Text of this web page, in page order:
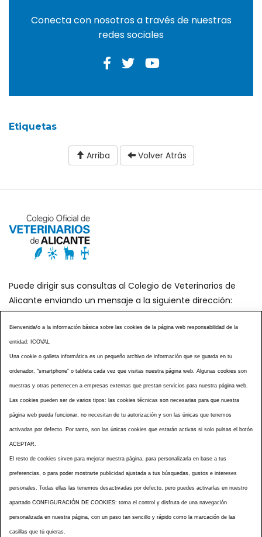
Conecta con nosotros a través de nuestras
redes sociales
Etiquetas
Arriba Volver Atrás
Puede dirigir sus consultas al Colegio de Veterinarios de
Alicante enviando un mensaje a la siguiente dirección:
secretaria@icoval.org
¿SABÍAS QUÉ?
CENTROS VETERINARIOS
TABLÓN ANUNCIOS
CURSOS Y EVENTOS
TÉRMINOS Y CONDICIONES
ESPECIAL COVID 19
NOTICIAS
ACCESIBILIDAD
AVISO LEGAL
POLÍTICA PRIVACIDAD
POLÍTICA DE COOKIES
NOTICIAS ICOVAL
NOTICIAS OCV
Bienvenida/o a la información básica sobre las cookies de la página web responsabilidad de la
entidad: ICOVAL
Una cookie o galleta informática es un pequeño archivo de información que se guarda en tu
ordenador, “smartphone” o tableta cada vez que visitas nuestra página web. Algunas cookies son
nuestras y otras pertenecen a empresas externas que prestan servicios para nuestra página web.
Las cookies pueden ser de varios tipos: las cookies técnicas son necesarias para que nuestra
página web pueda funcionar, no necesitan de tu autorización y son las únicas que tenemos
activadas por defecto. Por tanto, son las únicas cookies que estarán activas si solo pulsas el botón
ACEPTAR.
El resto de cookies sirven para mejorar nuestra página, para personalizarla en base a tus
preferencias, o para poder mostrarte publicidad ajustada a tus búsquedas, gustos e intereses
personales. Todas ellas las tenemos desactivadas por defecto, pero puedes activarlas en nuestro
apartado CONFIGURACIÓN DE COOKIES: toma el control y disfruta de una navegación
personalizada en nuestra página, con un paso tan sencillo y rápido como la marcación de las
casillas que tú quieras.